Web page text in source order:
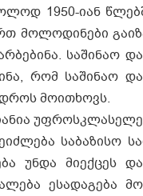
1950-იან
მოლოდინები
საშინაო
რომ საშინაო
მოითხოვს.
საბაზისო
უნდა მიექცეს
ესადაგება